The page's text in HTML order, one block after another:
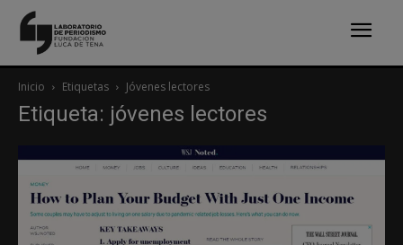
Inicio Etiquetas Jóvenes lectores
Etiqueta: jóvenes lectores